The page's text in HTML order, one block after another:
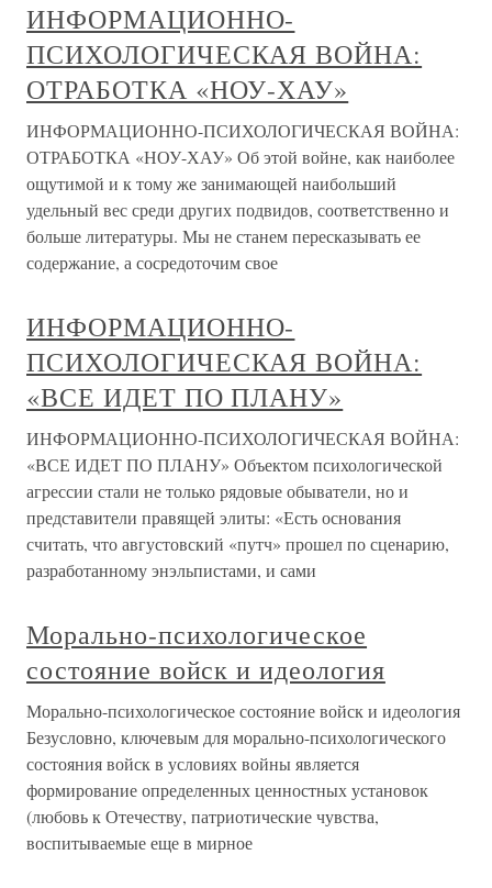
ИНФОРМАЦИОННО-
ПСИХОЛОГИЧЕСКАЯ ВОЙНА:
ОТРАБОТКА «НОУ-ХАУ»
ИНФОРМАЦИОННО-ПСИХОЛОГИЧЕСКАЯ ВОЙНА:
ОТРАБОТКА «НОУ-ХАУ» Об этой войне, как наиболее
ощутимой и к тому же занимающей наибольший
удельный вес среди других подвидов, соответственно и
больше литературы. Мы не станем пересказывать ее
содержание, а сосредоточим свое
ИНФОРМАЦИОННО-
ПСИХОЛОГИЧЕСКАЯ ВОЙНА:
«ВСЕ ИДЕТ ПО ПЛАНУ»
ИНФОРМАЦИОННО-ПСИХОЛОГИЧЕСКАЯ ВОЙНА:
«ВСЕ ИДЕТ ПО ПЛАНУ» Объектом психологической
агрессии стали не только рядовые обыватели, но и
представители правящей элиты: «Есть основания
считать, что августовский «путч» прошел по сценарию,
разработанному энэльпистами, и сами
Морально-психологическое
состояние войск и идеология
Морально-психологическое состояние войск и идеология
Безусловно, ключевым для морально-психологического
состояния войск в условиях войны является
формирование определенных ценностных установок
(любовь к Отечеству, патриотические чувства,
воспитываемые еще в мирное